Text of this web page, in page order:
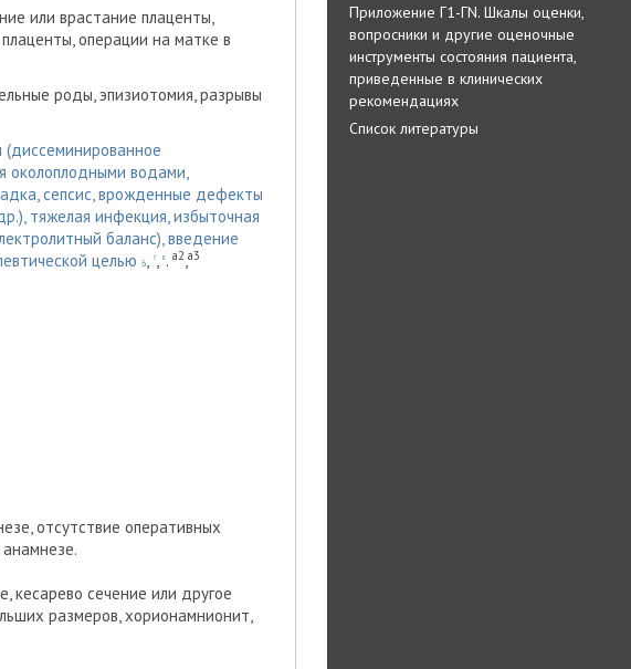
Приложение Г1-ГN. Шкалы оценки,
вопросники и другие оценочные
инструменты состояния пациента,
приведенные в клинических
рекомендациях
Список литературы
или врастание плаценты,
операции на матке в
роды, эпизиотомия, разрывы
околоплодными водами,
сепсис, врожденные дефекты
тяжелая инфекция, избыточная
баланс), введение
целью 6, 7, 8. a2,a3
отсутствие оперативных
кесарево сечение или другое
размеров, хорионамнионит,